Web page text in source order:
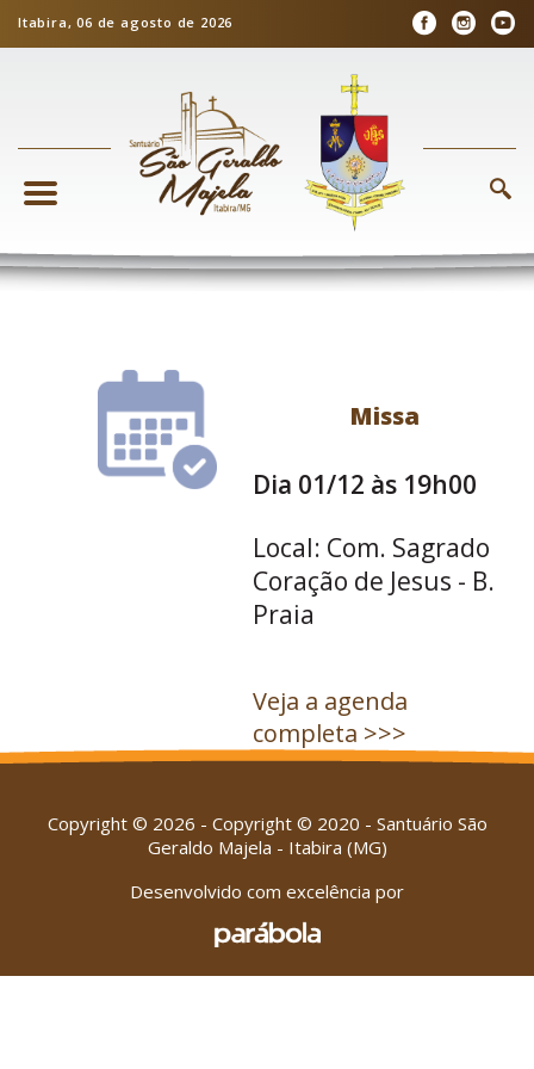
Itabira, 06 de agosto de 2026
Missa
Dia 01/12 às 19h00
Local: Com. Sagrado
Coração de Jesus - B.
Praia
Veja a agenda
completa >>>
Copyright © 2026 - Copyright © 2020 - Santuário São
Geraldo Majela - Itabira (MG)
Desenvolvido com excelência por